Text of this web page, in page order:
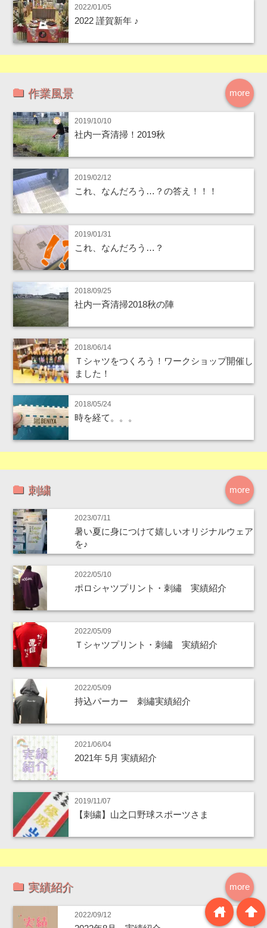
2022/01/05
2022 謹賀新年 ♪
more
作業風景
2019/10/10
社内一斉清掃！2019秋
2019/02/12
これ、なんだろう…？の答え！！！
2019/01/31
これ、なんだろう…？
2018/09/25
社内一斉清掃2018秋の陣
2018/06/14
Ｔシャツをつくろう！ワークショップ開催し
ました！
2018/05/24
時を経て。。。
more
刺繍
2023/07/11
暑い夏に身につけて嬉しいオリジナルウェア
を♪
2022/05/10
ポロシャツプリント・刺繡 実績紹介
2022/05/09
Ｔシャツプリント・刺繡 実績紹介
2022/05/09
持込パーカー 刺繡実績紹介
2021/06/04
2021年 5月 実績紹介
2019/11/07
【刺繍】山之口野球スポーツさま
more
実績紹介
2022/09/12 arrowup
home